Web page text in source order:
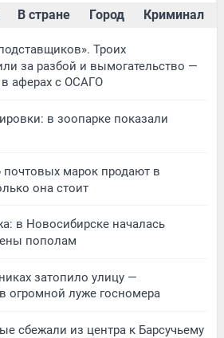
В стране Город Криминал
Троих
за разбой и вымогательство —
аферах с ОСАГО
в зоопарке показали
марок продают в
она стоит
в Новосибирске началась
пополам
затопило улицу —
огромной луже госномера
сбежали из центра к Барсучьему